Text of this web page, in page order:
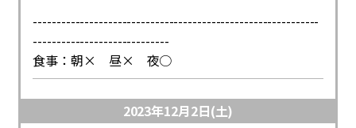
-------------------------------------------------------------
-----------------------------
食事：朝× 昼× 夜○
2023年12月2日(土)